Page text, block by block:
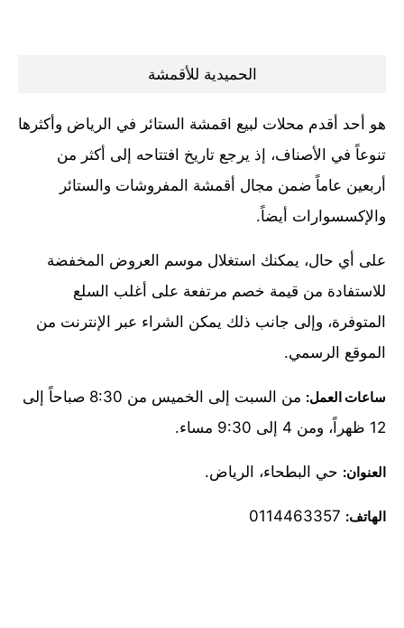
الحميدية للأقمشة
هو أحد أقدم محلات لبيع اقمشة الستائر في الرياض وأكثرها
تنوعاً في الأصناف، إذ يرجع تاريخ افتتاحه إلى أكثر من
أربعين عاماً ضمن مجال أقمشة المفروشات والستائر
والإكسسوارات أيضاً.
على أي حال، يمكنك استغلال موسم العروض المخفضة
للاستفادة من قيمة خصم مرتفعة على أغلب السلع
المتوفرة، وإلى جانب ذلك يمكن الشراء عبر الإنترنت من
الموقع الرسمي.
ساعات العمل:
من السبت إلى الخميس من 8:30 صباحاً إلى
12 ظهراً، ومن 4 إلى 9:30 مساء.
العنوان: حي البطحاء، الرياض.
الهاتف: